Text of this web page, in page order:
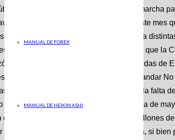
MANUAL DE FOREX
MANUAL DE HEIKIN ASHI
que el Gobierno italiano puso en marcha
en la que es la tercera sentencia este mes
por los planes de ayuda que aprobó para
recurrible, la Justicia europea concluye que la
por la que dio su visto bueno a las ayudas de
formal. Noticia Relacionada estandar
de huelga ABC La medida responde a la falta
jornadas de huelga en la primera semana de
de un fondo de compensación de 130 millones
las restricciones impuestas en pandemia, si bien